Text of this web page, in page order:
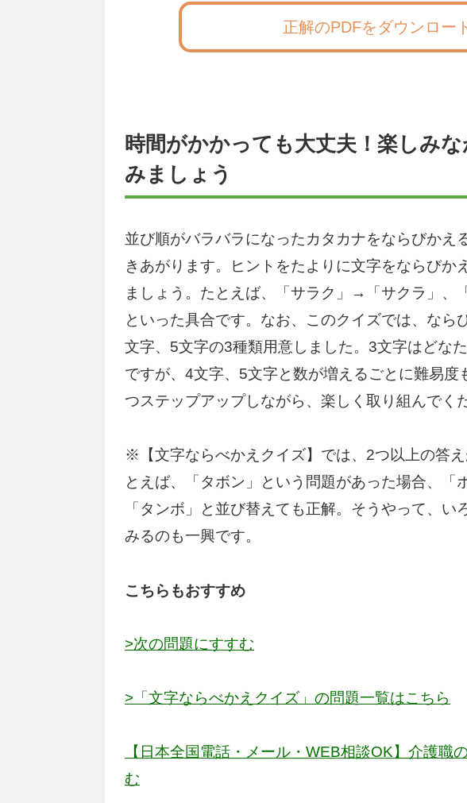
正解のPDFをダウンロー
時間がかかっても大丈夫！楽しみ
みましょう
並び順がバラバラになったカタカナをならびかえ
きあがります。ヒントをたよりに文字をならびか
ましょう。たとえば、「サラク」→「サクラ」、
といった具合です。なお、このクイズでは、なら
文字、5文字の3種類用意しました。3文字はどな
ですが、4文字、5文字と数が増えるごとに難易度
つステップアップしながら、楽しく取り組んでく
※【文字ならべかえクイズ】では、2つ以上の答
とえば、「タボン」という問題があった場合、「
「タンボ」と並び替えても正解。そうやって、い
みるのも一興です。
こちらもおすすめ
>次の問題にすすむ
>「文字ならべかえクイズ」の問題一覧はこちら
【日本全国電話・メール・WEB相談OK】介護職
む